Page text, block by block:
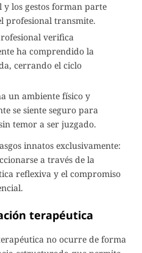
los gestos forman parte
profesional transmite.
verifica
ha comprendido la
cerrando el ciclo
un ambiente físico y
se siente seguro para
temor a ser juzgado.
innatos exclusivamente:
a través de la
reflexiva y el compromiso
terapéutica
no ocurre de forma